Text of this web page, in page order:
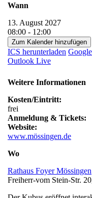
Wann
13. August 2027
08:00 - 12:00
Zum Kalender hinzufügen
ICS herunterladen
Outlook Live
Weitere Informationen
Kosten/Eintritt:
frei
Anmeldung & Tickets:
Website:
www.mössingen.de
Wo
Rathaus Foyer Mössingen
Freiherr-vom Stein-Str.